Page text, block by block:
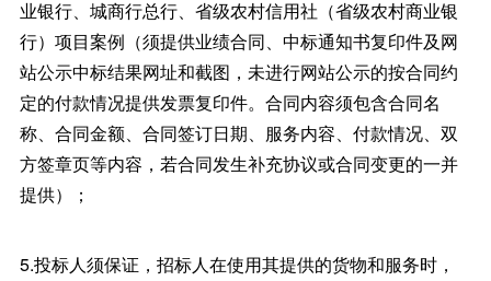
业银行、城商行总行、省级农村信用社（省级农村商业银
行）项目案例（须提供业绩合同、中标通知书复印件及网
站公示中标结果网址和截图，未进行网站公示的按合同约
定的付款情况提供发票复印件。合同内容须包含合同名
称、合同金额、合同签订日期、服务内容、付款情况、双
方签章页等内容，若合同发生补充协议或合同变更的一并
提供）；
5.投标人须保证，招标人在使用其提供的货物和服务时，